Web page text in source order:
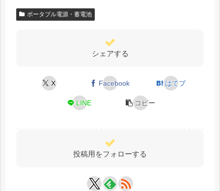
ポータブル電源・蓄電池
シェアする
X Facebook はてブ
LINE コピー
投稿用をフォローする